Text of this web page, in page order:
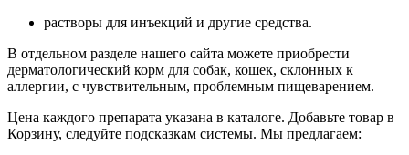
растворы для инъекций и другие средства.
В отдельном разделе нашего сайта можете приобрести
дерматологический корм для собак, кошек, склонных к
аллергии, с чувствительным, проблемным пищеварением.
Цена каждого препарата указана в каталоге. Добавьте товар в
Корзину, следуйте подсказкам системы. Мы предлагаем: